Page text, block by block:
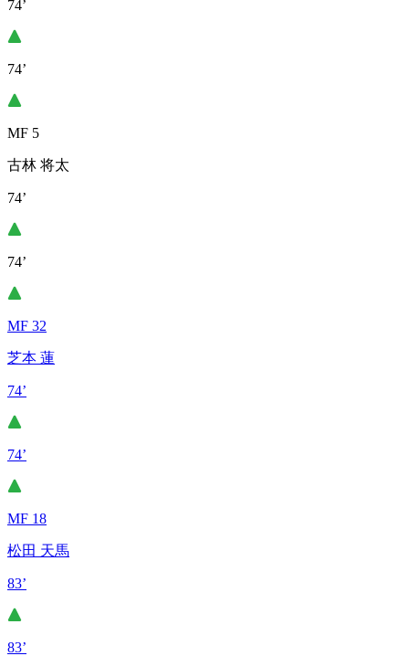
74’
74’
MF 5
古林 将太
74’
74’
MF 32
芝本 蓮
74’
74’
MF 18
松田 天馬
83’
83’